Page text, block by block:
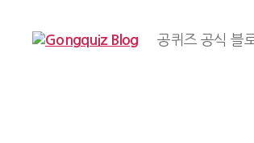
공퀴즈 공식 블